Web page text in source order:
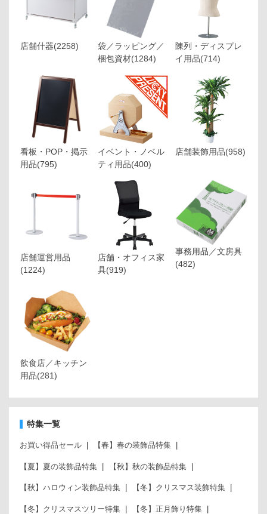
店舗什器(2258)
袋／ラッピング／
梱包資材(1284)
陳列・ディスプレ
イ用品(714)
看板・POP・掲示
用品(795)
イベント・ノベル
ティ用品(400)
店舗装飾用品(958)
店舗運営用品
(1224)
店舗・オフィス家
具(919)
事務用品／文房具
(482)
飲食店／キッチン
用品(281)
特集一覧
お買い得品セール 【春】春の装飾品特集
【夏】夏の装飾品特集 【秋】秋の装飾品特集
【秋】ハロウィン装飾品特集 【冬】クリスマス装飾特集
【冬】クリスマスツリー特集 【冬】正月飾り特集